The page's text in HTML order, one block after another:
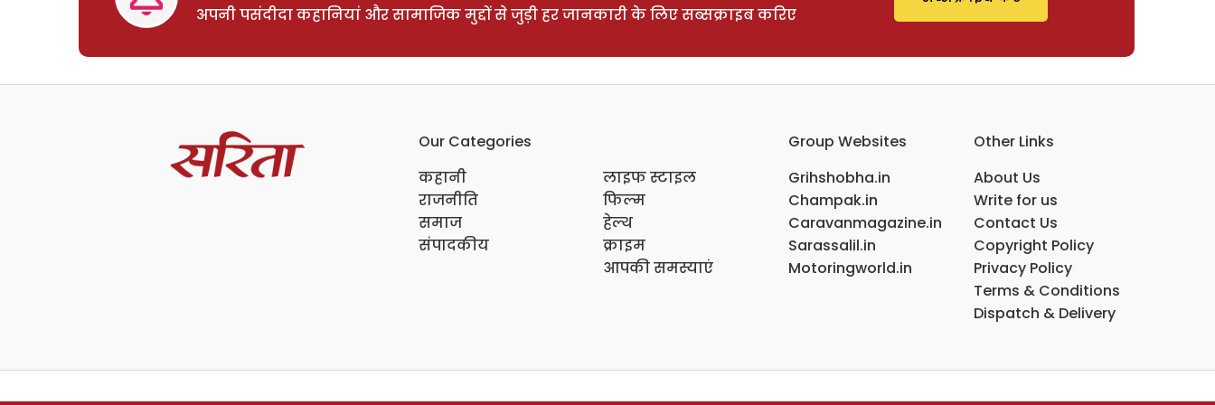
अपनी पसंदीदा कहानियां और सामाजिक मुद्दों से जुड़ी हर जानकारी के लिए सब्सक्राइब करिए
Our Categories
कहानी
राजनीति
समाज
संपादकीय
लाइफ स्टाइल
फिल्म
हेल्थ
क्राइम
आपकी समस्याएं
Group Websites
Grihshobha.in
Champak.in
Caravanmagazine.in
Sarassalil.in
Motoringworld.in
Other Links
About Us
Write for us
Contact Us
Copyright Policy
Privacy Policy
Terms & Conditions
Dispatch & Delivery